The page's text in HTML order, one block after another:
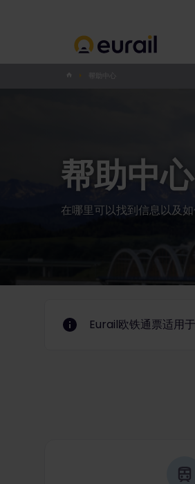
帮助中心
在哪里可以找到信息以及
Eurail欧铁通票适用